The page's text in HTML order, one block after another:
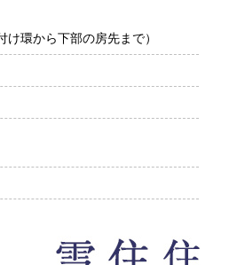
環から下部の房先まで）